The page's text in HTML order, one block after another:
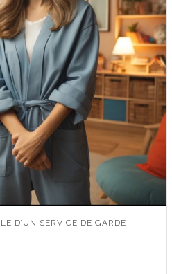
D’UN SERVICE DE GARDE